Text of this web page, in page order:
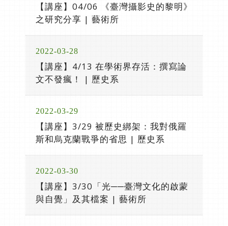
【講座】04/06 《臺灣攝影史的黎明》
之研究分享 | 藝術所
2022-03-28
【講座】4/13 在學術界存活：撰寫論
文不發瘋！ | 歷史系
2022-03-29
【講座】3/29 被歷史綁架：我對俄羅
斯和烏克蘭戰爭的省思 | 歷史系
2022-03-30
【講座】3/30「光──臺灣文化的啟蒙
與自覺」及其檔案 | 藝術所